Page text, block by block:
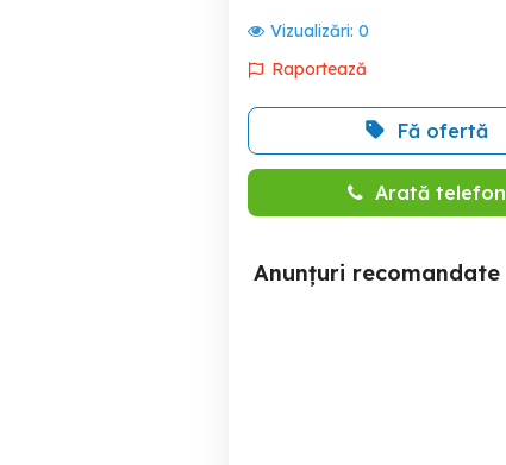
Vizualizări: 0
Raportează
Fă ofertă
Arată telefon
Anunțuri recomandate